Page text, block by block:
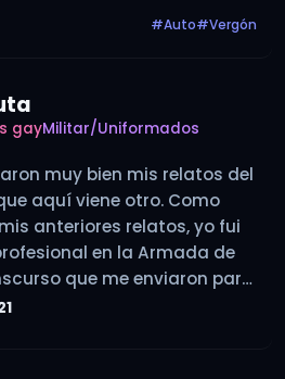
vacaciones me consigo…
#Auto#Vergón
gayMilitar/Uniformados
muy bien mis relatos del
aquí viene otro. Como
anteriores relatos, yo fui
en la Armada de
que me enviaron para
me enviaron a